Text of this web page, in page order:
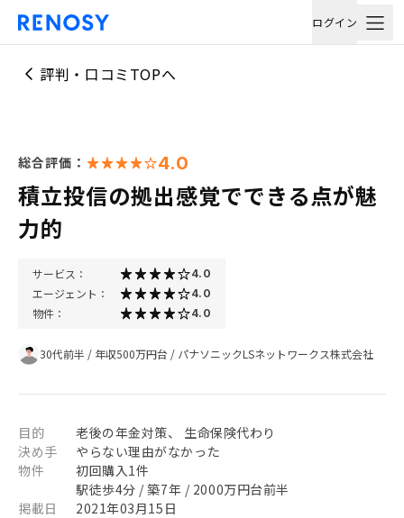
ログイン
評判・口コミTOPへ
総合評価： 4.0
積立投信の拠出感覚でできる点が魅
力的
サービス： 4.0
エージェント： 4.0
物件： 4.0
30代前半 / 年収500万円台 / パナソニックLSネットワークス株式会社
目的
老後の年金対策、 生命保険代わり
決め手
やらない理由がなかった
物件
初回購入1件
駅徒歩4分 / 築7年 / 2000万円台前半
掲載日
2021年03月15日